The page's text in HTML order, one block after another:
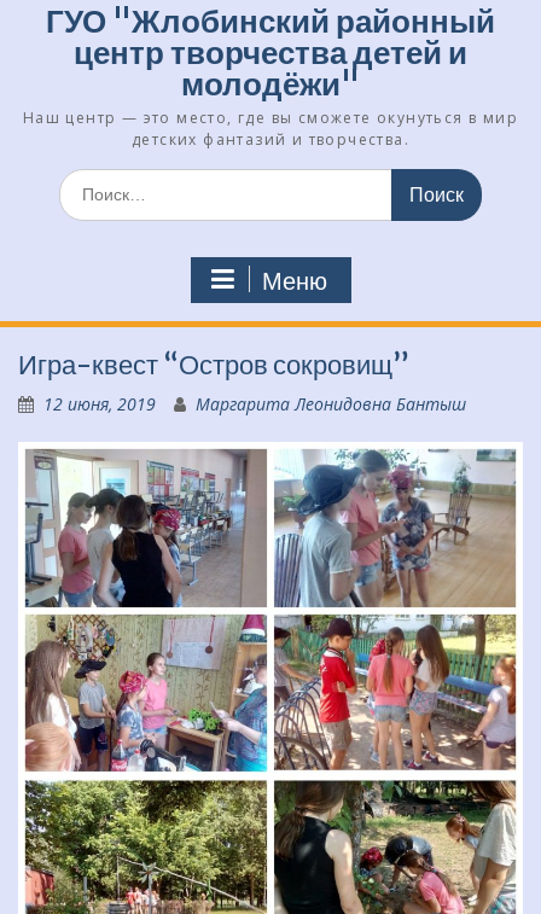
ГУО "Жлобинский районный
центр творчества детей и
молодёжи"
Наш центр — это место, где вы сможете окунуться в мир
детских фантазий и творчества.
Искать:
Меню
Игра-квест “Остров сокровищ”
12 июня, 2019 Маргарита Леонидовна Бантыш